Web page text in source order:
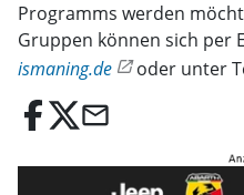
Programms werden
Gruppen können sich per
ismaning.de
oder unter
email